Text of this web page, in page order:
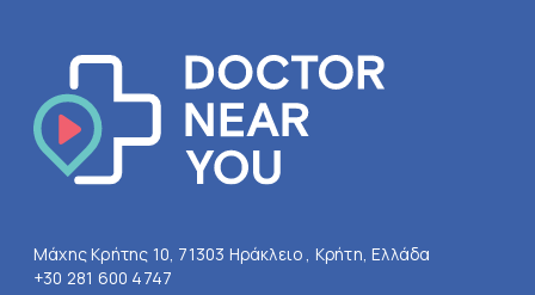
Μάχης Κρήτης 10, 71303 Ηράκλειο , Κρήτη, Ελλάδα
+30 281 600 4747